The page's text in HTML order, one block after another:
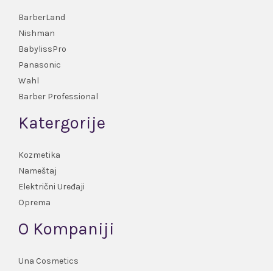
BarberLand
Nishman
BabylissPro
Panasonic
Wahl
Barber Professional
Katergorije
Kozmetika
Nameštaj
Električni Uređaji
Oprema
O Kompaniji
Una Cosmetics